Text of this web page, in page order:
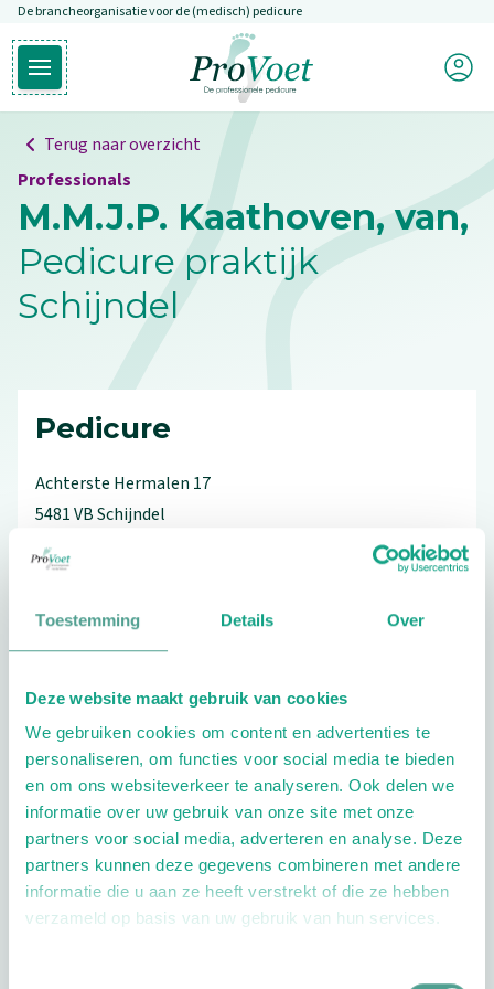
Toestemming Details Over
Deze website maakt gebruik van cookies
We gebruiken cookies om content en advertenties te
personaliseren, om functies voor social media te bieden
en om ons websiteverkeer te analyseren. Ook delen we
informatie over uw gebruik van onze site met onze
partners voor social media, adverteren en analyse. Deze
partners kunnen deze gegevens combineren met andere
informatie die u aan ze heeft verstrekt of die ze hebben
verzameld op basis van uw gebruik van hun services.
Overslaan en naar de inhoud gaan
De brancheorganisatie voor de (medisch) pedicure
Open hoofdmenu
Ga naar de homepagina
Mijn
Terug naar overzicht
Professionals
M.M.J.P. Kaathoven, van,
Pedicure praktijk
Schijndel
Pedicure
Achterste Hermalen 17
5481 VBSchijndel
073-5474940
Openingstijden
DagTijd